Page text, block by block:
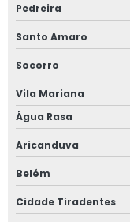
Instalação de
Instalação de tela
Janela acústica
Janela acústica anti
Janela acústica são
Pedreira
Santo Amaro
Socorro
Vila Mariana
Água Rasa
Aricanduva
Belém
Cidade Tiradentes